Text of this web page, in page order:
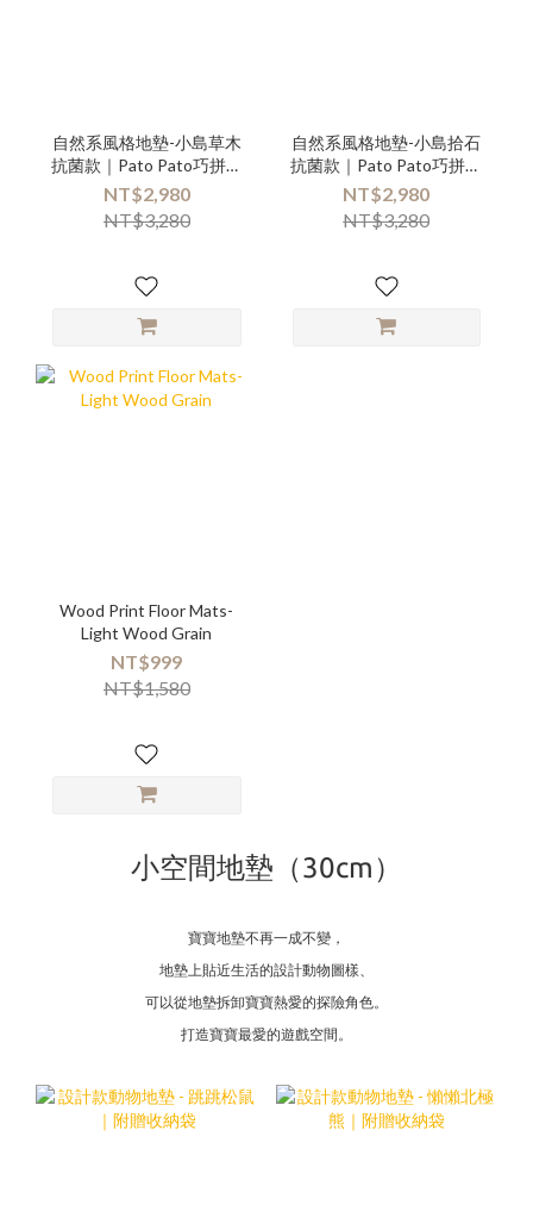
自然系風格地墊-小島草木
抗菌款｜Pato Pato巧拼地
墊
NT$2,980
NT$3,280
自然系風格地墊-小島拾石
抗菌款｜Pato Pato巧拼地
墊
NT$2,980
NT$3,280
Wood Print Floor Mats-
Light Wood Grain
NT$999
NT$1,580
小空間地墊（30cm）
寶寶地墊不再一成不變，
地墊上貼近生活的設計動物圖樣、
可以從地墊拆卸寶寶熱愛的探險角色。
打造寶寶最愛的遊戲空間。